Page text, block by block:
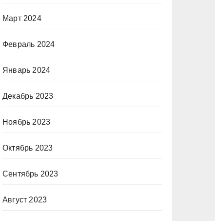
Март 2024
Февраль 2024
Январь 2024
Декабрь 2023
Ноябрь 2023
Октябрь 2023
Сентябрь 2023
Август 2023